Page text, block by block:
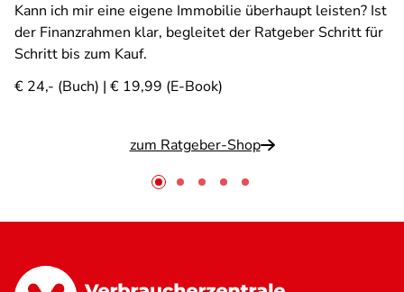
Kann ich mir eine eigene Immobilie überhaupt leisten? Ist
der Finanzrahmen klar, begleitet der Ratgeber Schritt für
Schritt bis zum Kauf.
€ 24,- (Buch) | € 19,99 (E-Book)
zum Ratgeber-Shop